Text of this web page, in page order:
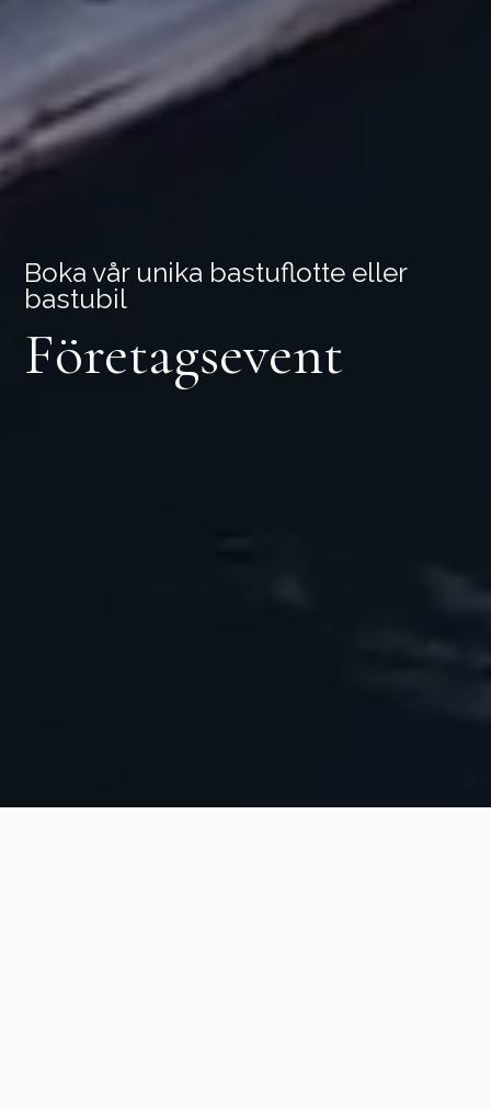
Boka vår unika bastuflotte eller
bastubil
Företagsevent